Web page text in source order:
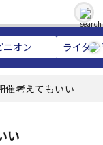
ニオン ライタ
催考えてもいい
い